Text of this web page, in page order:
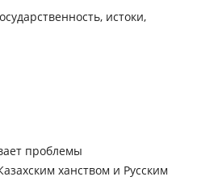
истоки,
проблемы
ханством и Русским